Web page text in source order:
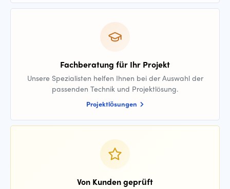
Fachberatung für Ihr Projekt
Unsere Spezialisten helfen Ihnen bei der Auswahl der
passenden Technik und Projektlösung.
Projektlösungen
Von Kunden geprüft